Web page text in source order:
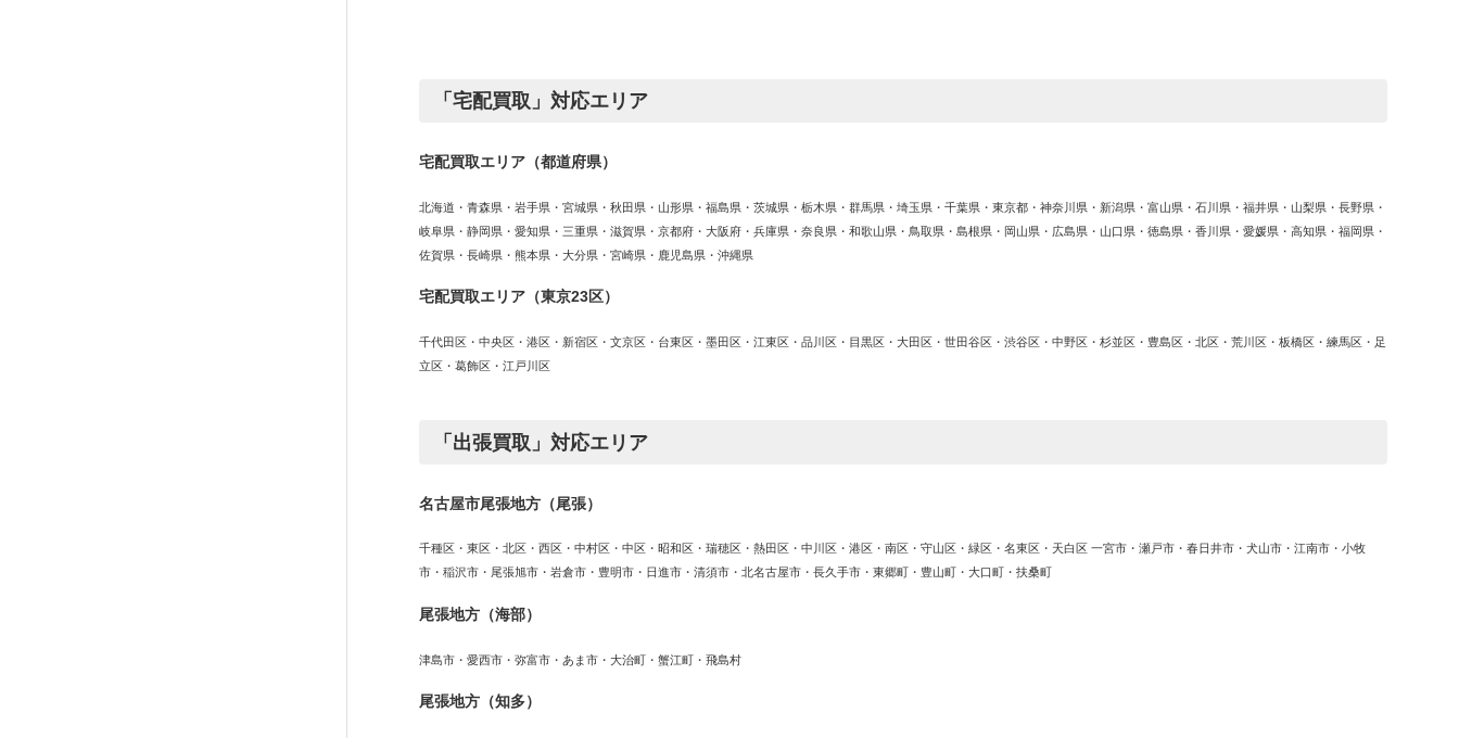
「宅配買取」対応エリア
宅配買取エリア（都道府県）
北海道・青森県・岩手県・宮城県・秋田県・山形県・福島県・茨城県・栃木県・群馬県・埼玉県・千葉県・東京都・神奈川県・新潟県・富山県・石川県・福井県・山梨県・長野県・
岐阜県・静岡県・愛知県・三重県・滋賀県・京都府・大阪府・兵庫県・奈良県・和歌山県・鳥取県・島根県・岡山県・広島県・山口県・徳島県・香川県・愛媛県・高知県・福岡県・
佐賀県・長崎県・熊本県・大分県・宮崎県・鹿児島県・沖縄県
宅配買取エリア（東京23区）
千代田区・中央区・港区・新宿区・文京区・台東区・墨田区・江東区・品川区・目黒区・大田区・世田谷区・渋谷区・中野区・杉並区・豊島区・北区・荒川区・板橋区・練馬区・足
立区・葛飾区・江戸川区
「出張買取」対応エリア
名古屋市尾張地方（尾張）
千種区・東区・北区・西区・中村区・中区・昭和区・瑞穂区・熱田区・中川区・港区・南区・守山区・緑区・名東区・天白区 一宮市・瀬戸市・春日井市・犬山市・江南市・小牧
市・稲沢市・尾張旭市・岩倉市・豊明市・日進市・清須市・北名古屋市・長久手市・東郷町・豊山町・大口町・扶桑町
尾張地方（海部）
津島市・愛西市・弥富市・あま市・大治町・蟹江町・飛島村
尾張地方（知多）